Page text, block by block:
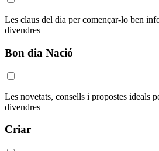
Les claus del dia per començar-lo ben
divendres
Bon dia Nació
Les novetats, consells i propostes ideals
divendres
Criar